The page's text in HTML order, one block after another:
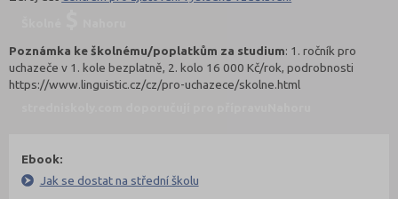
Poznámka ke školnému/poplatkům za studium: 1. ročník pro
uchazeče v 1. kole bezplatně, 2. kolo 16 000 Kč/rok, podrobnosti
https://www.linguistic.cz/cz/pro-uchazece/skolne.html
Ebook:
Jak se dostat na střední školu